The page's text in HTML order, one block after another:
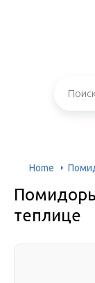
Home
теплице